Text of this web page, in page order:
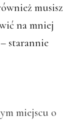
musisz
na mniej
starannie
miejscu o